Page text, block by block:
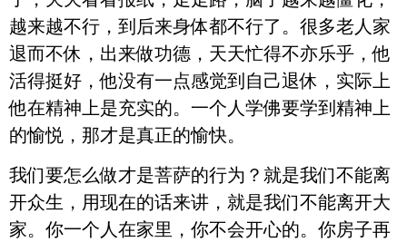
越来越不行，到后来身体都不行了。很多老人家
退而不休，出来做功德，天天忙得不亦乐乎，他
活得挺好，他没有一点感觉到自己退休，实际上
他在精神上是充实的。一个人学佛要学到精神上
的愉悦，那才是真正的愉快。
我们要怎么做才是菩萨的行为？就是我们不能离
开众生，用现在的话来讲，就是我们不能离开大
家。你一个人在家里，你不会开心的。你房子再